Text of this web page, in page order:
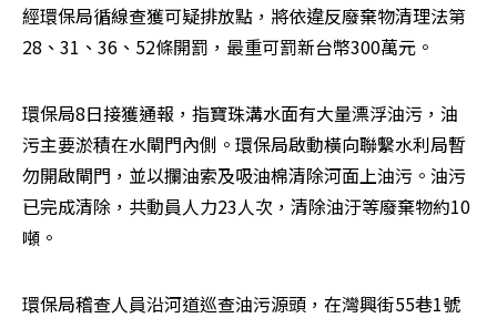
經環保局循線查獲可疑排放點，將依違反廢棄物清理法第
28、31、36、52條開罰，最重可罰新台幣300萬元。
環保局8日接獲通報，指寶珠溝水面有大量漂浮油污，油
污主要淤積在水閘門內側。環保局啟動橫向聯繫水利局暫
勿開啟閘門，並以攔油索及吸油棉清除河面上油污。油污
已完成清除，共動員人力23人次，清除油汙等廢棄物約10
噸。
環保局稽查人員沿河道巡查油污源頭，在灣興街55巷1號